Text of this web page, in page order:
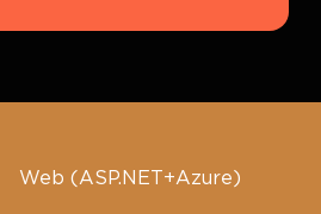
Web (ASP.NET+Azure)